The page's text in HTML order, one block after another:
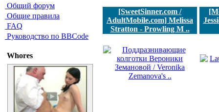
Общий форум
Общие правила
FAQ
Руководство по BBCode
Whores
[SweetSinner.com /
AdultMobile.com] Melissa
Stratton - Prowling M ..